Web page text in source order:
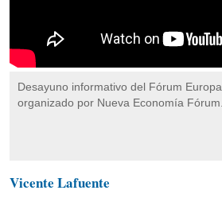
Desayuno informativo del Fórum
organizado por Nueva Economía Fórum.
Vicente Lafuente